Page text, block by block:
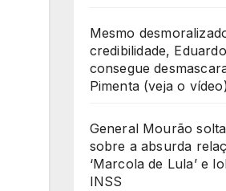
Mesmo
credibilidade,
consegue
Pimenta (veja o
General Mourão
sobre a absurda
‘Marcola de Lula’ e
INSS